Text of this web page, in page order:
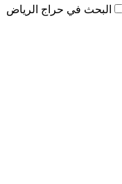
البحث في حراج الرياض